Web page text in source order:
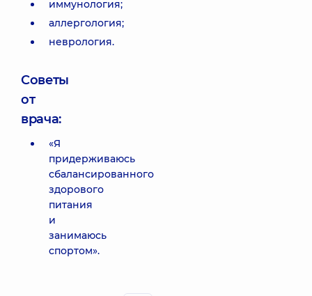
иммунология;
аллергология;
неврология.
Советы
от
врача:
«Я
придерживаюсь
сбалансированного
здорового
питания
и
занимаюсь
спортом».